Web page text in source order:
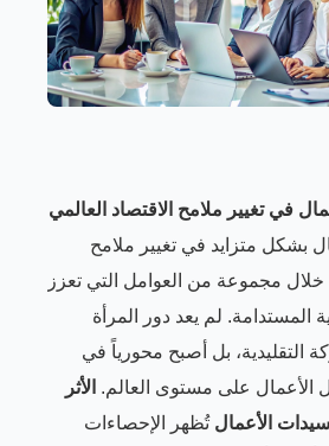
في تغيير ملامح الاقتصاد العالمي
بشكل متزايد في تغيير ملامح
خلال مجموعة من العوامل التي تعزز
المستدامة. لم يعد دور المرأة
التقليدية، بل أصبح محورياً في
الأعمال على مستوى العالم. الأثر
الأعمال تُظهر الإحصاءات